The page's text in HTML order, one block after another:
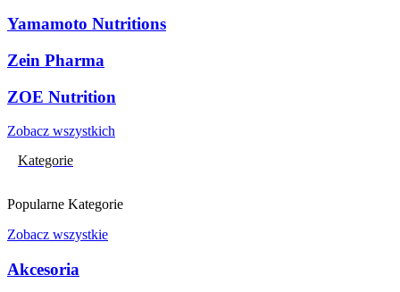
Yamamoto Nutritions
Zein Pharma
ZOE Nutrition
Zobacz wszystkich
Kategorie
Popularne Kategorie
Zobacz wszystkie
Akcesoria